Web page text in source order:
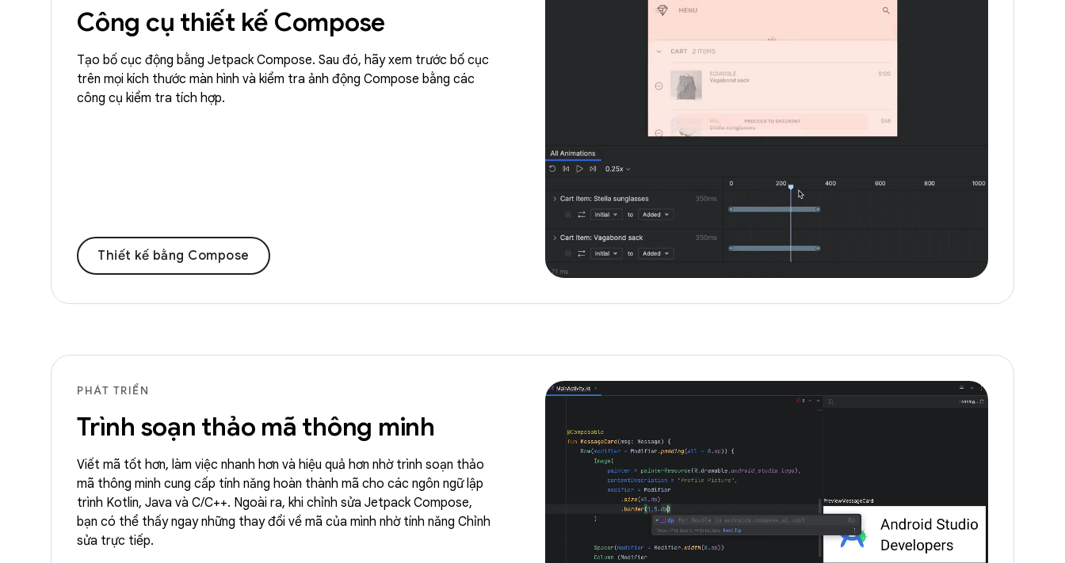
Công cụ thiết kế Compose
Tạo bố cục động bằng Jetpack Compose. Sau đó, hãy xem trước bố cục
trên mọi kích thước màn hình và kiểm tra ảnh động Compose bằng các
công cụ kiểm tra tích hợp.
Thiết kế bằng Compose
PHÁT TRIỂN
Trình soạn thảo mã thông minh
Viết mã tốt hơn, làm việc nhanh hơn và hiệu quả hơn nhờ trình soạn thảo
mã thông minh cung cấp tính năng hoàn thành mã cho các ngôn ngữ lập
trình Kotlin, Java và C/C++. Ngoài ra, khi chỉnh sửa Jetpack Compose,
bạn có thể thấy ngay những thay đổi về mã của mình nhờ tính năng Chỉnh
sửa trực tiếp.